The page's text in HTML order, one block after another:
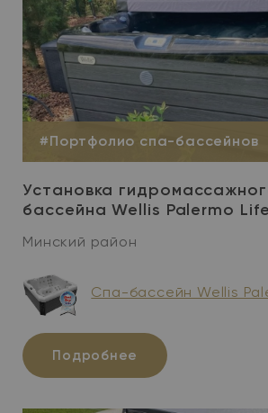
#Портфолио спа-бассейнов
Установка
бассейна Wellis Palermo
Минский район
Спа-бассейн Wellis
Подробнее